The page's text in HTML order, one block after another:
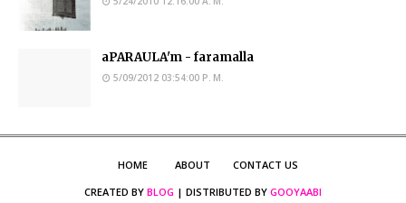
aPARAULA'm - faramalla
5/09/2012 03:54:00 P. M.
HOME ABOUT
CONTACT US
CREATED BY BLOG | DISTRIBUTED BY GOOYAABI